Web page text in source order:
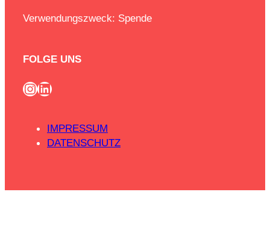
Verwendungszweck: Spende
FOLGE UNS
InstagramLinkedIn
IMPRESSUM
DATENSCHUTZ